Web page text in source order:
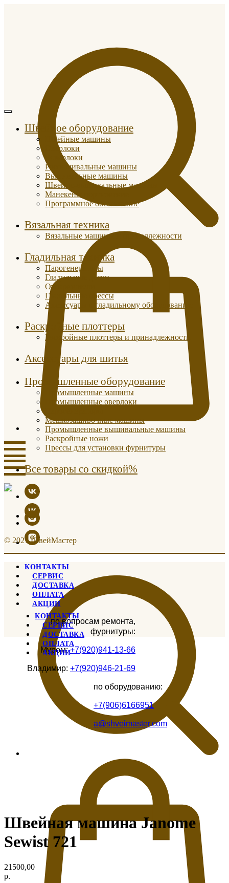
Швейное оборудование
Швейные машины
Оверлоки
Коверлоки
Распошивальные машины
Вышивальные машины
Швейно-вышивальные машины
Манекены портновские
Программное обеспечение
Вязальная техника
Вязальные машины и принадлежности
Гладильная техника
Парогенераторы
Гладильные доски
Отпариватели
Гладильные прессы
Аксессуары к гладильному оборудованию
Раскройные плоттеры
Раскройные плоттеры и принадлежности
Аксессуары для шитья
Промышленные оборудование
Промышленные машины
Промышленные оверлоки
Мешкозашивочные машины
Промышленные вышивальные машины
Раскройные ножи
Прессы для установки фурнитуры
Все товары со скидкой%
© 2021 ШвейМастер
КОНТАКТЫ
СЕРВИС
ДОСТАВКА
ОПЛАТА
АКЦИИ
по вопросам ремонта,
фурнитуры:
Муром:+7(920)941-13-66
Владимир: +7(920)946-21-69
по оборудованию:
+7(906)6166951
a@shveimaster.com
КОНТАКТЫ
СЕРВИС
ДОСТАВКА
ОПЛАТА
АКЦИИ
Швейная машина Janome
Sewist 721
21500,00
р.